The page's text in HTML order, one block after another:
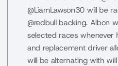
@LiamLawson30 will be
@redbullbacking. Albon
selected races whenever
and replacement driver
will be alternating with